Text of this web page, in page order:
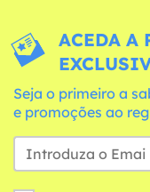
ACEDA A
Seja o primeiro a
e promoções ao